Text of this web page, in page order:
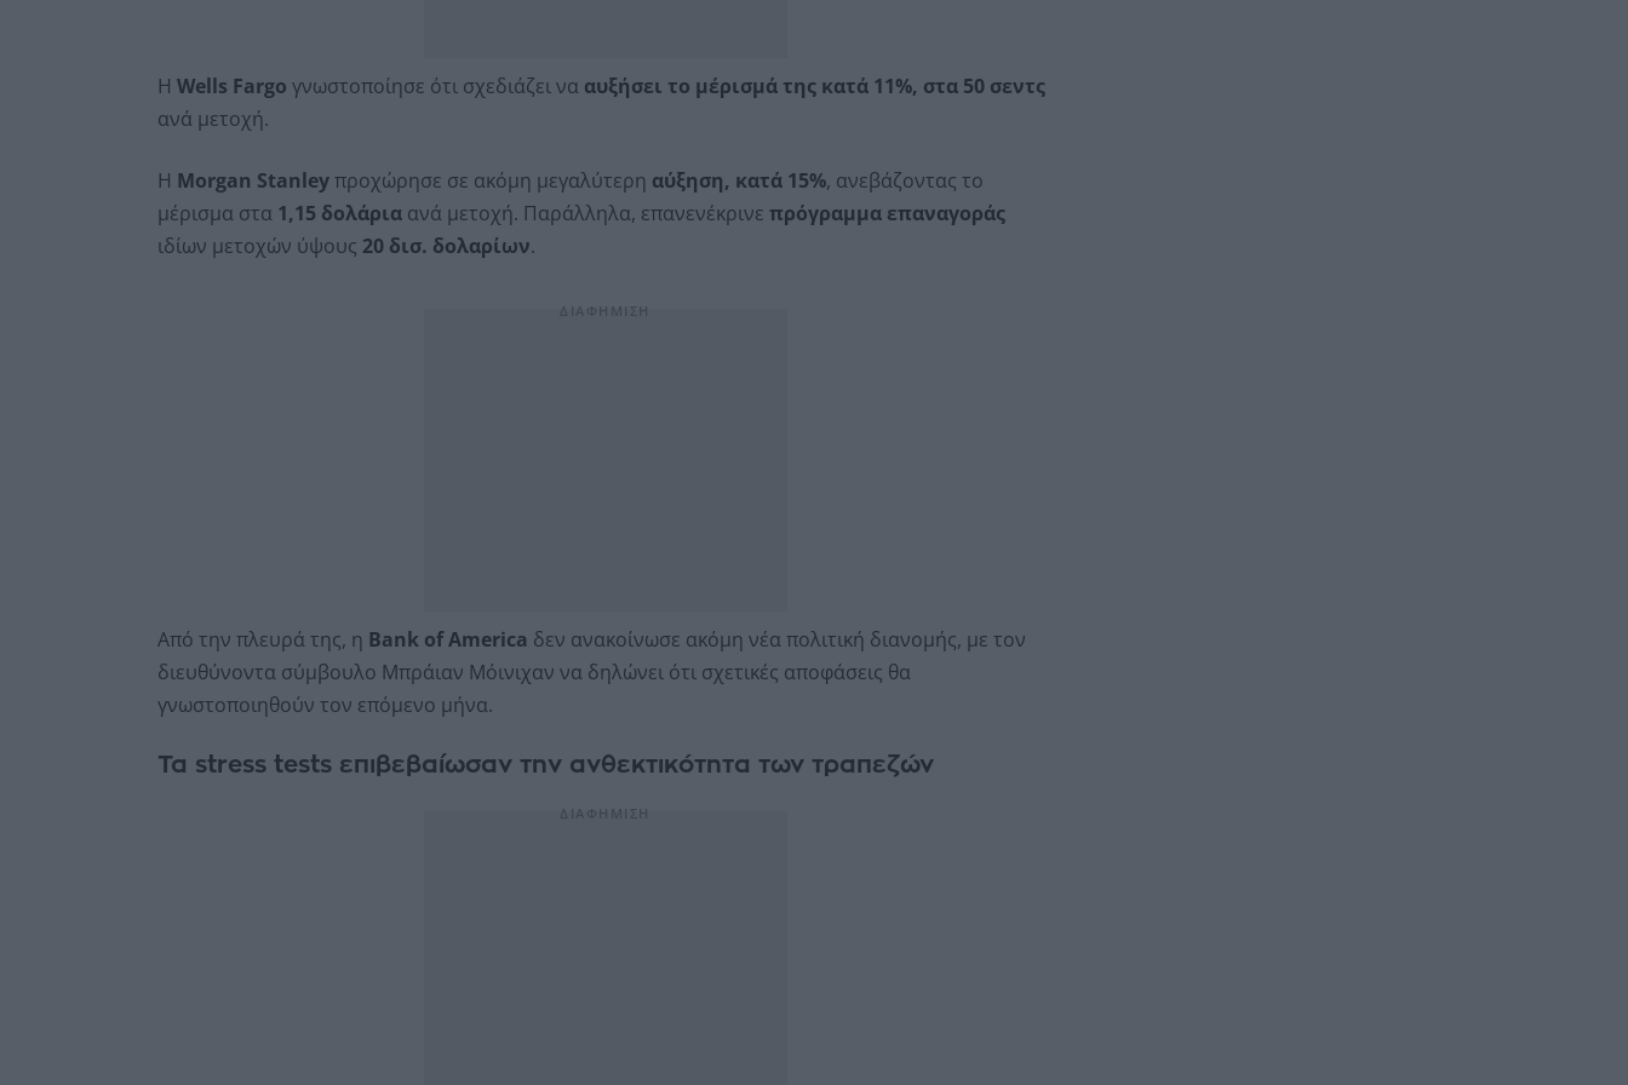
Η Wells Fargo γνωστοποίησε ότι σχεδιάζει να αυξήσει το μέρισμά της κατά 11%, στα 50 σεντς
ανά μετοχή.
Η Morgan Stanleyπροχώρησε σε ακόμη μεγαλύτερη αύξηση, κατά 15%, ανεβάζοντας το
μέρισμα στα 1,15 δολάριαανά μετοχή. Παράλληλα, επανενέκρινε πρόγραμμα επαναγοράς
ιδίων μετοχών ύψους 20 δισ. δολαρίων.
Από την πλευρά της, η Bank of America δεν ανακοίνωσε ακόμη νέα πολιτική διανομής, με τον
διευθύνοντα σύμβουλο Μπράιαν Μόινιχαν να δηλώνει ότι σχετικές αποφάσεις θα
γνωστοποιηθούν τον επόμενο μήνα.
Τα stress tests επιβεβαίωσαν την ανθεκτικότητα των τραπεζών